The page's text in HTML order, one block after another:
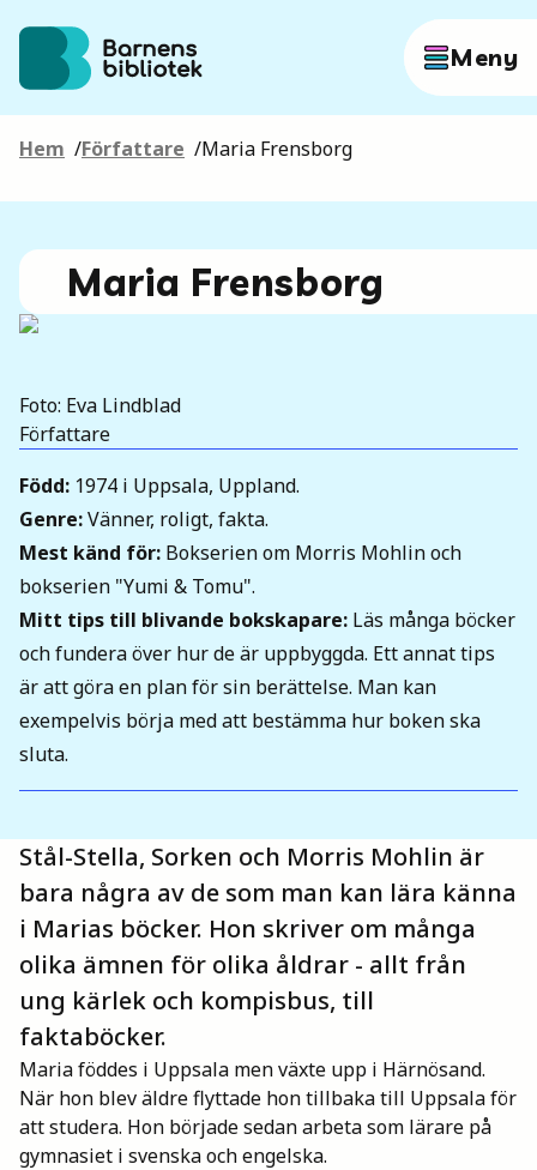
Hoppa till innehållet
Meny
Författare
Böcker
Mina böcker
Vuxen
Utskrifter
Hem /Författare /Maria Frensborg
Maria Frensborg
Foto: Eva Lindblad
Författare
Född: 1974 i Uppsala, Uppland.
Genre:Vänner, roligt, fakta.
Mest känd för: Bokserien om Morris Mohlin och
bokserien "Yumi & Tomu".
Mitt tips till blivande bokskapare: Läs många böcker
och fundera över hur de är uppbyggda. Ett annat tips
är att göra en plan för sin berättelse. Man kan
exempelvis börja med att bestämma hur boken ska
sluta.
Stål-Stella, Sorken och Morris Mohlin är
bara några av de som man kan lära känna
i Marias böcker. Hon skriver om många
olika ämnen för olika åldrar - allt från
ung kärlek och kompisbus, till
faktaböcker.
Maria föddes i Uppsala men växte upp i Härnösand.
När hon blev äldre flyttade hon tillbaka till Uppsala för
att studera. Hon började sedan arbeta som lärare på
gymnasiet i svenska och engelska.